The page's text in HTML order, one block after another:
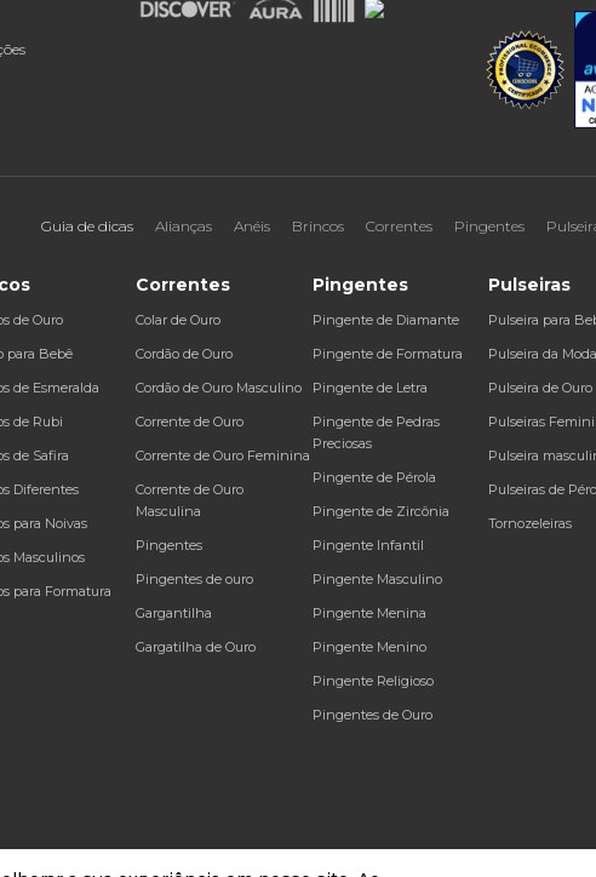
Guia de dicas Alianças Anéis Brincos Correntes Pingentes
de Ouro
para Bebê
de Esmeralda
de Rubi
de Safira
Diferentes
para Noivas
Masculinos
para Formatura
Correntes
Colar de Ouro
Cordão de Ouro
Cordão de Ouro Masculino
Corrente de Ouro
Corrente de Ouro Feminina
Corrente de Ouro
Masculina
Pingentes
Pingentes de ouro
Gargantilha
Gargatilha de Ouro
Pingentes
Pingente de Diamante
Pingente de Formatura
Pingente de Letra
Pingente de Pedras
Preciosas
Pingente de Pérola
Pingente de Zircônia
Pingente Infantil
Pingente Masculino
Pingente Menina
Pingente Menino
Pingente Religioso
Pingentes de Ouro
Pulseiras
Pulseira para
Pulseira da Moda
Pulseira de Ouro
Pulseiras
Pulseira
Pulseiras de
Tornozeleiras